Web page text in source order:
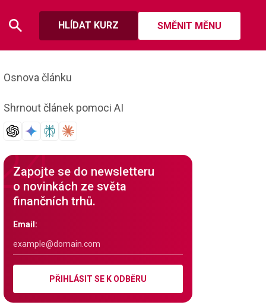
HLÍDAT KURZ SMĚNIT MĚNU
Osnova článku
Shrnout článek pomoci AI
Zapojte se do newsletteru
o novinkách ze světa
finančních trhů.
Email:
PŘIHLÁSIT SE K ODBĚRU